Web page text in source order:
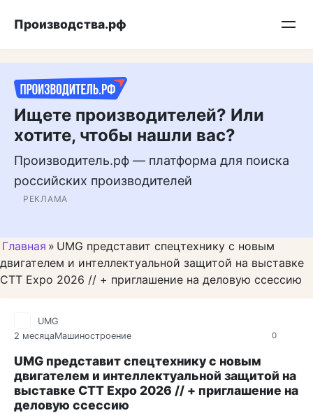
Подписывайтесь на нас в MAX
Производства.рф
Ищете производителей? Или
хотите, чтобы нашли вас?
Производитель.рф — платформа для поиска
российских производителей
РЕКЛАМА
Главная » UMG представит спецтехнику с новым
двигателем и интеллектуальной защитой на выставке
CTT Expo 2026 // + приглашение на деловую ссессию
0
UMG
2 месяцаМашиностроение
UMG представит спецтехнику с новым
двигателем и интеллектуальной защитой на
выставке CTT Expo 2026 // + приглашение на
деловую ссессию